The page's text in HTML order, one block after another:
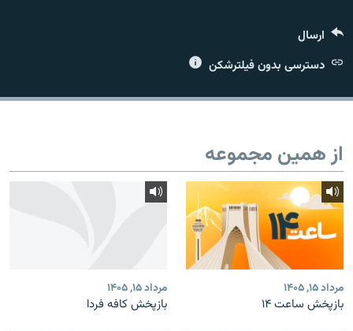
زبان‌های دیگر
ارسال
دسترسی بدون فیلترشکن
از همین مجموعه
مرداد ۱۵, ۱۴۰۵
بازپخش ساعت ۱۴
مرداد ۱۵, ۱۴۰۵
بازپخش کافه فردا